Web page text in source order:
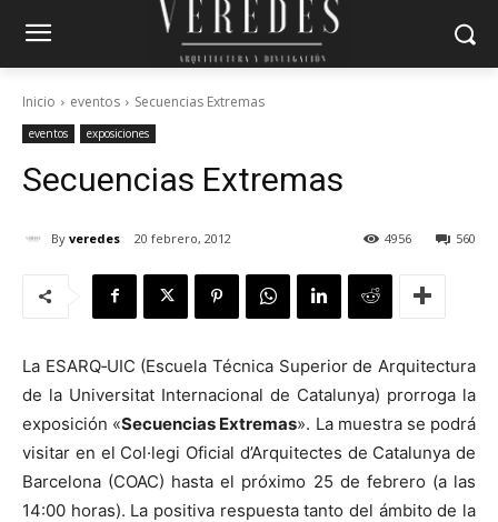
Inicio eventos Secuencias Extremas
eventos exposiciones
Secuencias Extremas
By veredes 20 febrero, 2012 560
4956
La ESARQ‐UIC (Escuela Técnica Superior de Arquitectura
de la Universitat Internacional de Catalunya) prorroga la
exposición «Secuencias Extremas». La muestra se podrá
visitar en el Col·legi Oficial d’Arquitectes de Catalunya de
Barcelona (COAC) hasta el próximo 25 de febrero (a las
14:00 horas). La positiva respuesta tanto del ámbito de la